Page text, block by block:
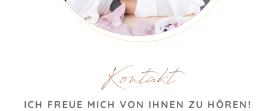
Kontakt
ICH FREUE MICH VON IHNEN ZU HÖREN!